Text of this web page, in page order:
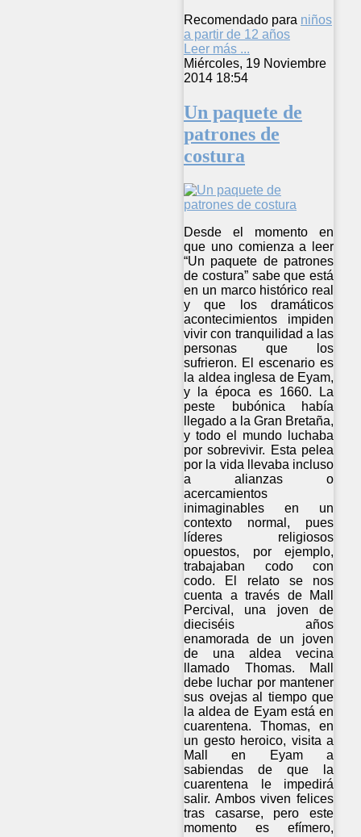
Recomendado para niños
a partir de 12 años
Leer más ...
Miércoles, 19 Noviembre
2014 18:54
Un paquete de
patrones de
costura
Desde el momento en
que uno comienza a leer
“Un paquete de patrones
de costura” sabe que está
en un marco histórico real
y que los dramáticos
acontecimientos impiden
vivir con tranquilidad a las
personas que los
sufrieron. El escenario es
la aldea inglesa de Eyam,
y la época es 1660. La
peste bubónica había
llegado a la Gran Bretaña,
y todo el mundo luchaba
por sobrevivir. Esta pelea
por la vida llevaba incluso
a alianzas o
acercamientos
inimaginables en un
contexto normal, pues
líderes religiosos
opuestos, por ejemplo,
trabajaban codo con
codo. El relato se nos
cuenta a través de Mall
Percival, una joven de
dieciséis años
enamorada de un joven
de una aldea vecina
llamado Thomas. Mall
debe luchar por mantener
sus ovejas al tiempo que
la aldea de Eyam está en
cuarentena. Thomas, en
un gesto heroico, visita a
Mall en Eyam a
sabiendas de que la
cuarentena le impedirá
salir. Ambos viven felices
tras casarse, pero este
momento es efímero,